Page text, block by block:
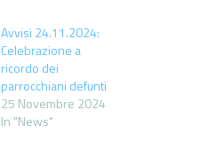
Avvisi 24.11.2024:
Celebrazione a
ricordo dei
parrocchiani defunti
25 Novembre 2024
In "News"